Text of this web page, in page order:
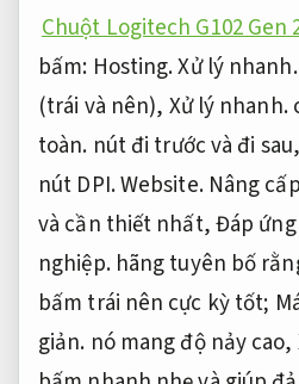
Chuột Logitech G102 Gen
bấm: Hosting.Xử lý nhanh.
(trái và nên), Xử lý nhanh.
toàn. nút đi trước và đi sau,
nút DPI.Website. Nâng
và cần thiết nhất,Đáp
nghiệp.hãng tuyên bố
bấm trái nên cực kỳ tốt;
giản. nó mang độ nảy cao,